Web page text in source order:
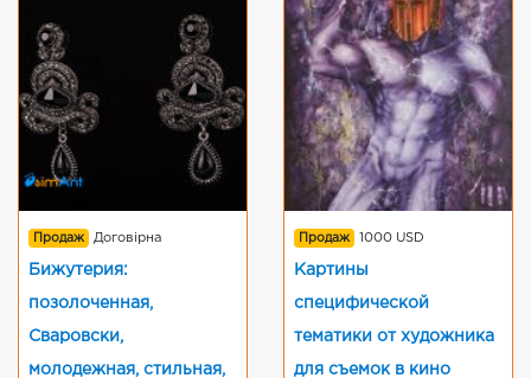
Продаж Договірна
Бижутерия:
позолоченная,
Сваровски,
молодежная, стильная,
Продаж 1000 USD
Картины
специфической
тематики от художника
для съемок в кино